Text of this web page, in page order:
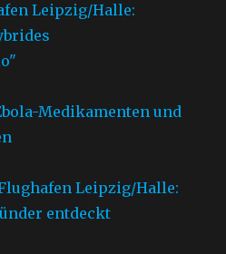
Leipzig/Halle:
Medikamenten und
Leipzig/Halle:
entdeckt